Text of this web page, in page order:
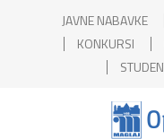
JAVNE NABAVKE
KONKURSI